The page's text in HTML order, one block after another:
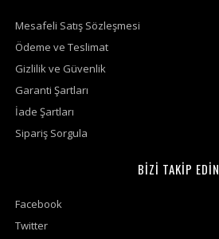
Mesafeli Satış Sözleşmesi
Ödeme ve Teslimat
Gizlilik ve Güvenlik
Garanti Şartları
İade Şartları
Sipariş Sorgula
BİZİ TAKİP EDİN
Facebook
Twitter